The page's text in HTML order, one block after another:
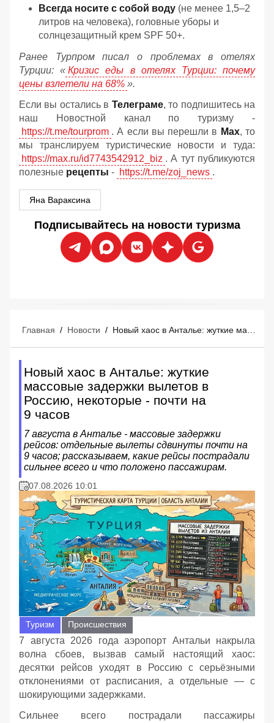
Всегда носите с собой воду (не менее 1,5–2
литров на человека), головные уборы и
солнцезащитный крем SPF 50+.
Ранее Турпром писал о проблемах в отелях
Турции: « Кризис еды в отелях Турции: почему
цены взлетели на 68% ».
Если вы остались в Телеграме, то подпишитесь на
наш Новостной канал по туризму -
https://t.me/tourprom . А если вы перешли в Мах, то
мы транслируем туристические новости и туда:
https://max.ru/id7743542912_biz . А тут публикуются
полезные рецепты - https://t.me/zoj_news .
Яна Вараксина
Подписывайтесь на новости туризма
Главная / Новости /
Новый хаос в Анталье: жуткие
массовые задержки вылетов в
Россию, некоторые - почти на
9 часов
7 августа в Анталье - массовые задержки
рейсов: отдельные вылеты сдвинуты почти на
9 часов; рассказываем, какие рейсы пострадали
сильнее всего и что положено пассажирам.
07.08.2026 10:01
Туризм Происшествия
7 августа 2026 года аэропорт Антальи накрыла
волна сбоев, вызвав самый настоящий хаос:
десятки рейсов уходят в Россию с серьёзными
отклонениями от расписания, а отдельные — с
шокирующими задержками.
Сильнее всего пострадали пассажиры